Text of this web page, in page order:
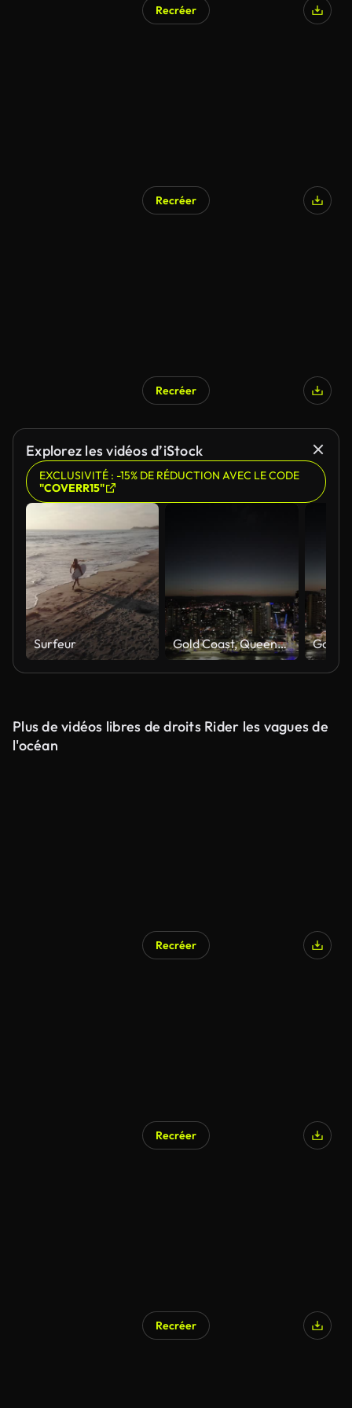
Recréer
Recréer
Recréer
Explorez les vidéos d’iStock
EXCLUSIVITÉ : -15% DE RÉDUCTION AVEC LE CODE
"COVERR15"
Surfeur Gold Coast, Queensland, Australie, 9 septembre 2025 : Images aériennes 4K par drone de la ligne d’horizon de la ville de Surfers Paradise la nuit avec des gratte-ciel illuminés, des lumières, des vagues de l’océan et un style de vie côtier vibrant
Plus de vidéos libres de droits Rider les vagues de
l'océan
Recréer
Recréer
Recréer